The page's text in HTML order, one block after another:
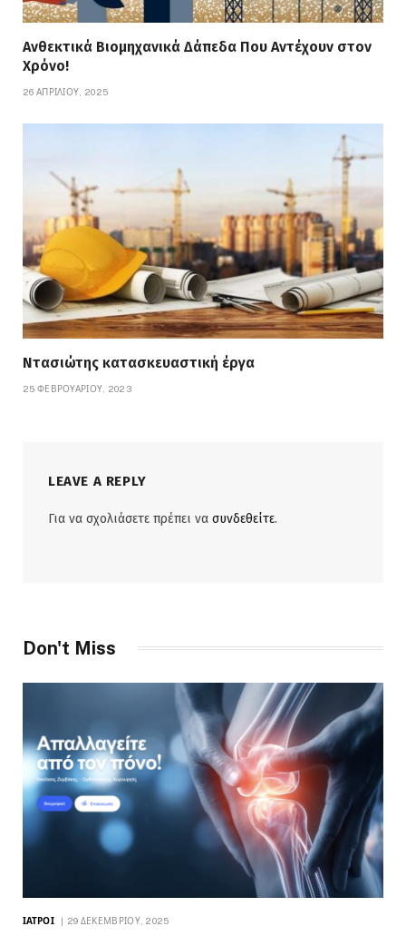
Ανθεκτικά Βιομηχανικά Δάπεδα Που Αντέχουν στον
Χρόνο!
26 ΑΠΡΙΛΊΟΥ, 2025
Ντασιώτης κατασκευαστική έργα
25 ΦΕΒΡΟΥΑΡΊΟΥ, 2023
LEAVE A REPLY
Για να σχολιάσετε πρέπει να συνδεθείτε.
Don't Miss
ΙΑΤΡΟΊ 29 ΔΕΚΕΜΒΡΊΟΥ, 2025